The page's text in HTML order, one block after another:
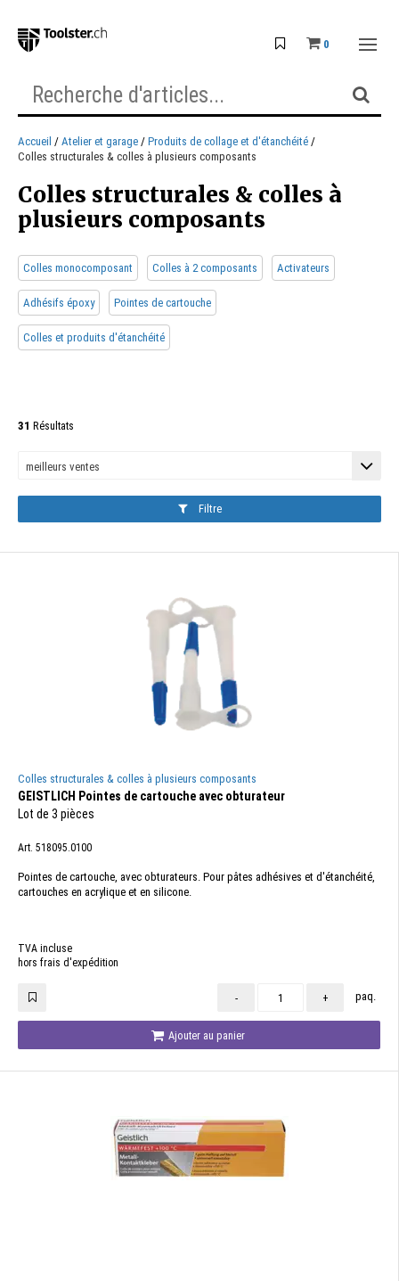
0
Accueil Atelier et garage
Produits de collage et d'étanchéité
Colles structurales & colles à plusieurs composants
Colles structurales & colles à
plusieurs composants
Colles monocomposant Colles à 2 composants Activateurs
Adhésifs époxy Pointes de cartouche
Colles et produits d'étanchéité
31 Résultats
Filtre
Colles structurales & colles à plusieurs composants
GEISTLICH Pointes de cartouche avec obturateur
Lot de 3 pièces
Art. 518095.0100
Pointes de cartouche, avec obturateurs. Pour pâtes adhésives et d'étanchéité,
cartouches en acrylique et en silicone.
TVA incluse
hors frais d'expédition
- + paq.
Ajouter au panier